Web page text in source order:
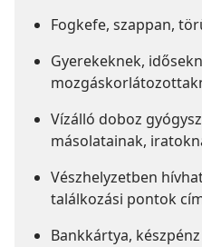
Fogkefe, szappan,
Gyerekeknek,
Vízálló doboz
másolatainak,
Vészhelyzetben
találkozási pontok
Bankkártya, készpénz